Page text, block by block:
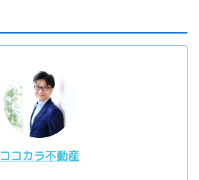
ココカラ不動産